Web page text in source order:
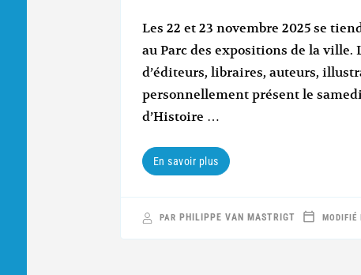
Les 22 et 23 novembre 2025 se
au Parc des expositions de la ville.
d’éditeurs, libraires, auteurs,
personnellement présent le
d’Histoire …
En savoir plus
PAR PHILIPPE VAN MASTRIGT MODIFIÉ